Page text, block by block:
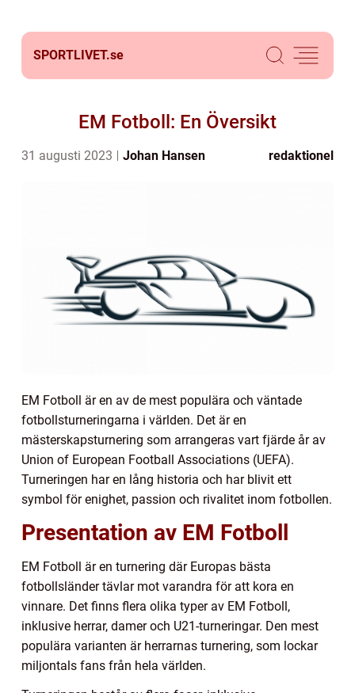
SPORTLIVET.se
EM Fotboll: En Översikt
31 augusti 2023 Johan Hansen redaktionel
EM Fotboll är en av de mest populära och väntade
fotbollsturneringarna i världen. Det är en
mästerskapsturnering som arrangeras vart fjärde år av
Union of European Football Associations (UEFA).
Turneringen har en lång historia och har blivit ett
symbol för enighet, passion och rivalitet inom fotbollen.
Presentation av EM Fotboll
EM Fotboll är en turnering där Europas bästa
fotbollsländer tävlar mot varandra för att kora en
vinnare. Det finns flera olika typer av EM Fotboll,
inklusive herrar, damer och U21-turneringar. Den mest
populära varianten är herrarnas turnering, som lockar
miljontals fans från hela världen.